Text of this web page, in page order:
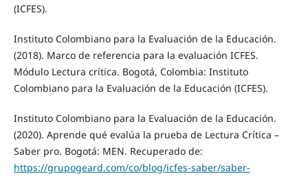
(ICFES).
Instituto Colombiano para la Evaluación de la Educación.
(2018). Marco de referencia para la evaluación ICFES.
Módulo Lectura crítica. Bogotá, Colombia: Instituto
Colombiano para la Evaluación de la Educación (ICFES).
Instituto Colombiano para la Evaluación de la Educación.
(2020). Aprende qué evalúa la prueba de Lectura Crítica –
Saber pro. Bogotá: MEN. Recuperado de:
https://grupogeard.com/co/blog/icfes-saber/saber-